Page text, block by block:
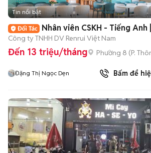
Tin nổi bật
Nhân viên CSKH - Tiếng Anh
Công ty TNHH DV Renrui Việt Nam
Đến 13 triệu/tháng Phường 8 (P.
Đặng Thị Ngọc Dẹn Bấm để